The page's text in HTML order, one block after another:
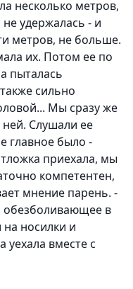
несколько метров,
удержалась - и
метров, не больше.
их. Потом ее по
пыталась
сильно
Мы сразу же
ней. Слушали ее
главное было -
приехала, мы
компетентен,
мнение парень. -
обезболивающее в
на носилки и
вместе с